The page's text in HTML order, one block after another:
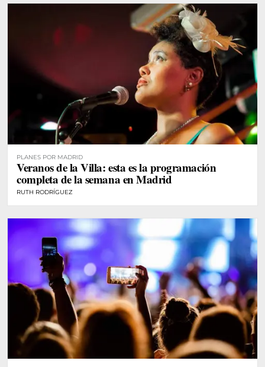
PLANES POR MADRID
Veranos de la Villa: esta es la programación
completa de la semana en Madrid
RUTH RODRÍGUEZ